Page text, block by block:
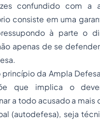
confundido com a
consiste em uma
à parte o
apenas de se
da Ampla
que implica o
a todo acusado a mais
(autodefesa), seja